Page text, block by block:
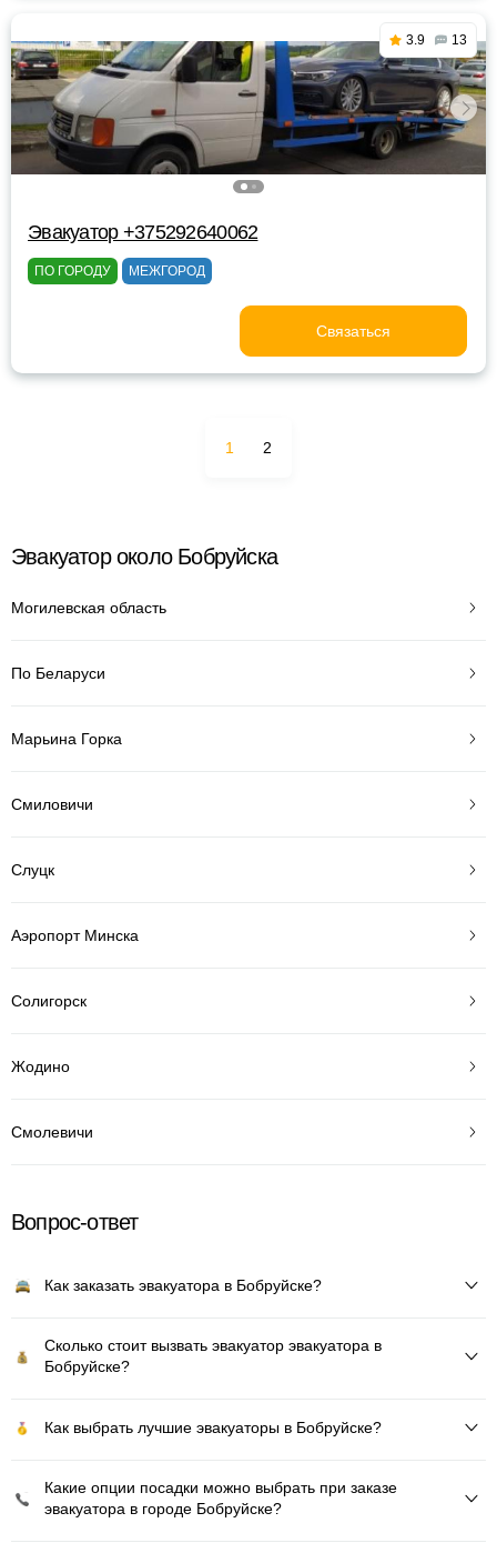
3.9 13
Эвакуатор +375292640062
ПО ГОРОДУ МЕЖГОРОД
Связаться
1 2
Эвакуатор около Бобруйска
Могилевская область
По Беларуси
Марьина Горка
Смиловичи
Слуцк
Аэропорт Минска
Солигорск
Жодино
Смолевичи
Вопрос-ответ
Как заказать эвакуатора в Бобруйске?
Сколько стоит вызвать эвакуатор эвакуатора в
Бобруйске?
Как выбрать лучшие эвакуаторы в Бобруйске?
Какие опции посадки можно выбрать при заказе
эвакуатора в городе Бобруйске?